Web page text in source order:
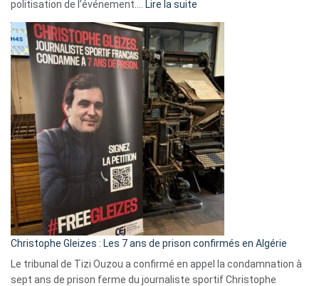
politisation de l’événement.… Lire la suite
Eurovision
2026
:
Pays-
Bas,
Espagne,
Irlande
et
Slovénie
rejettent
la
présence
d’Israël
Christophe Gleizes : Les 7 ans de prison confirmés en Algérie
Le tribunal de Tizi Ouzou a confirmé en appel la condamnation à
sept ans de prison ferme du journaliste sportif Christophe